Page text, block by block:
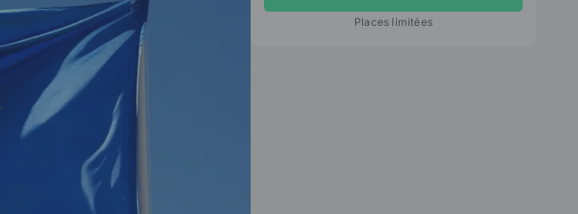
Places limitées